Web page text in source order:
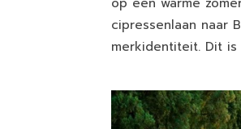
cipressenlaan naar
merkidentiteit. Dit